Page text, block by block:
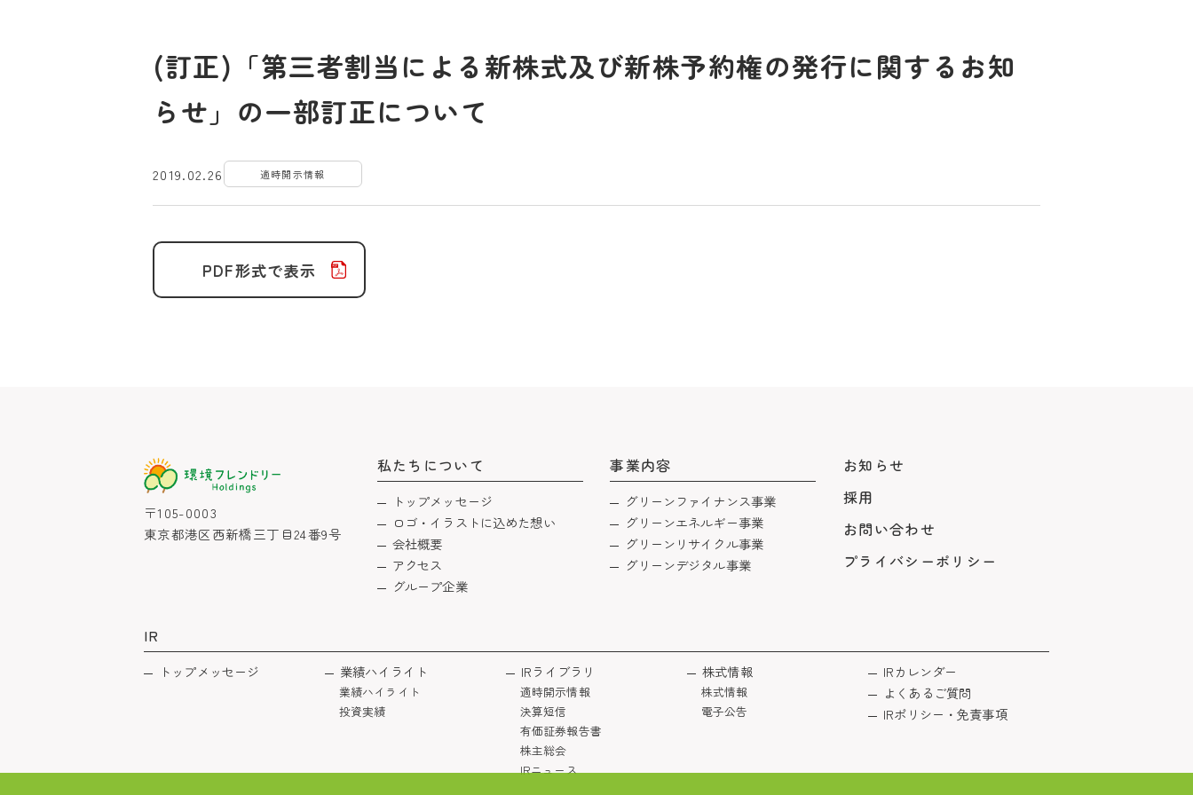
(訂正)「第三者割当による新株式及び新株予約権の発行に関するお知
らせ」の一部訂正について
2019.02.26 適時開示情報
PDF形式で表示
〒105-0003
東京都港区西新橋三丁目24番9号
私たちについて
トップメッセージ
ロゴ・イラストに込めた想い
会社概要
アクセス
グループ企業
事業内容
グリーンファイナンス事業
グリーンエネルギー事業
グリーンリサイクル事業
グリーンデジタル事業
お知らせ
採用
お問い合わせ
プライバシーポリシー
IR
トップメッセージ 業績ハイライト
業績ハイライト
投資実績
IRライブラリ
適時開示情報
決算短信
有価証券報告書
株主総会
IRニュース
株式情報
株式情報
電子公告
IRカレンダー
よくあるご質問
IRポリシー・免責事項